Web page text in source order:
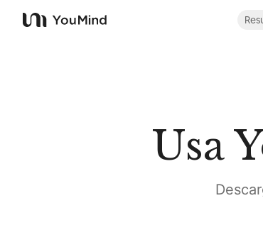
YouMind
Usa